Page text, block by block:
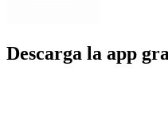
Descarga la app